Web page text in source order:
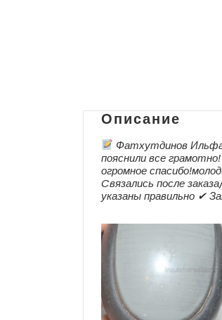
Описание
Фатхутдинов
пояснили все
огромное
Cвязались после
указаны правильно ✔